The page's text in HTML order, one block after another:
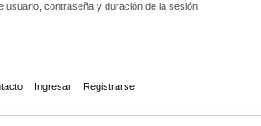
usuario, contraseña y duración de la sesión
Ingresar Registrarse